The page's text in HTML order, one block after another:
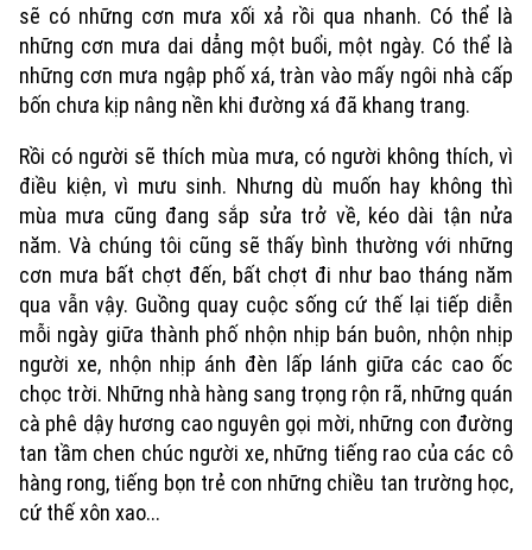
Liên hệ đường dây nóng (bấm để gọi)
sẽ có những cơn mưa xối xả rồi qua nhanh. Có thể là
những cơn mưa dai dẳng một buổi, một ngày. Có thể là
những cơn mưa ngập phố xá, tràn vào mấy ngôi nhà cấp
bốn chưa kịp nâng nền khi đường xá đã khang trang.
Rồi có người sẽ thích mùa mưa, có người không thích, vì
điều kiện, vì mưu sinh. Nhưng dù muốn hay không thì
mùa mưa cũng đang sắp sửa trở về, kéo dài tận nửa
năm. Và chúng tôi cũng sẽ thấy bình thường với những
cơn mưa bất chợt đến, bất chợt đi như bao tháng năm
qua vẫn vậy. Guồng quay cuộc sống cứ thế lại tiếp diễn
mỗi ngày giữa thành phố nhộn nhịp bán buôn, nhộn nhịp
người xe, nhộn nhịp ánh đèn lấp lánh giữa các cao ốc
chọc trời. Những nhà hàng sang trọng rộn rã, những quán
cà phê dậy hương cao nguyên gọi mời, những con đường
tan tầm chen chúc người xe, những tiếng rao của các cô
hàng rong, tiếng bọn trẻ con những chiều tan trường học,
cứ thế xôn xao...